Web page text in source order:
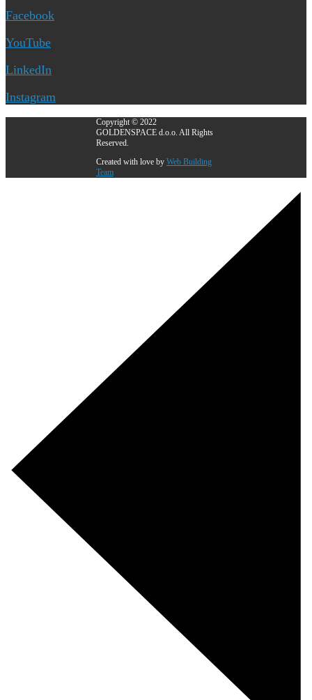
Facebook
YouTube
LinkedIn
Instagram
Copyright © 2022
GOLDENSPACE d.o.o. All Rights
Reserved.
Created with love by Web Building
Team